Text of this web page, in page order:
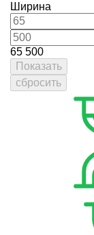
Ширина
65 500
Показать
сбросить